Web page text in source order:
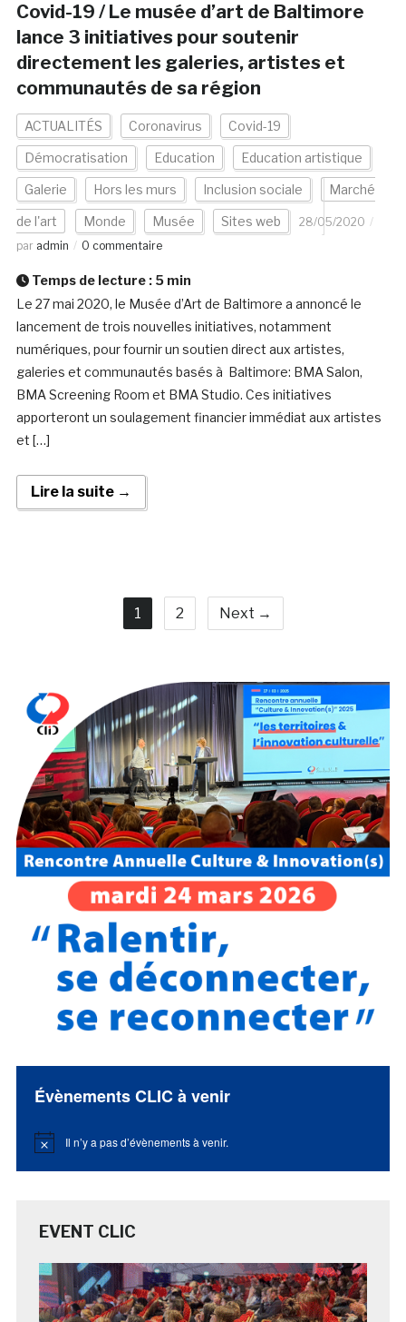
Covid-19 / Le musée d’art de Baltimore
lance 3 initiatives pour soutenir
directement les galeries, artistes et
communautés de sa région
ACTUALITÉS Coronavirus Covid-19
Démocratisation Education Education artistique
Galerie Hors les murs Inclusion sociale Marché
de l'art Monde Musée Sites web
28/05/2020
par admin 0 commentaire
Temps de lecture : 5 min
Le 27 mai 2020, le Musée d’Art de Baltimore a annoncé le
lancement de trois nouvelles initiatives, notamment
numériques, pour fournir un soutien direct aux artistes,
galeries et communautés basés à Baltimore: BMA Salon,
BMA Screening Room et BMA Studio. Ces initiatives
apporteront un soulagement financier immédiat aux artistes
et […]
Lire la suite →
1 2 Next →
Évènements CLIC à venir
Notice Il n’y a pas d’évènements à venir.
EVENT CLIC